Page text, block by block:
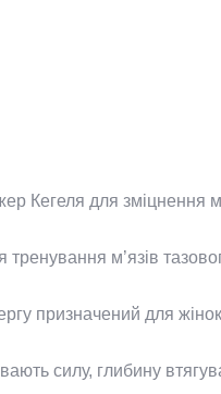
Кегеля для зміцнення
м’язів
призначений для
силу, глибину